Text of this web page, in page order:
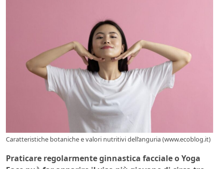
Caratteristiche botaniche e valori nutritivi dell’anguria (www.ecoblog.it)
Praticare regolarmente ginnastica facciale o Yoga